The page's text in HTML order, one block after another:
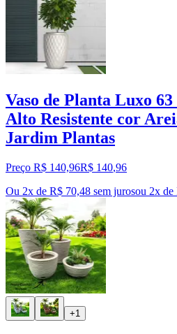
Vaso de Planta Luxo
Alto Resistente cor
Jardim Plantas
Preço R$ 140,96R$ 140,96
Ou 2x de R$ 70,48 sem jurosou 2x de
+1